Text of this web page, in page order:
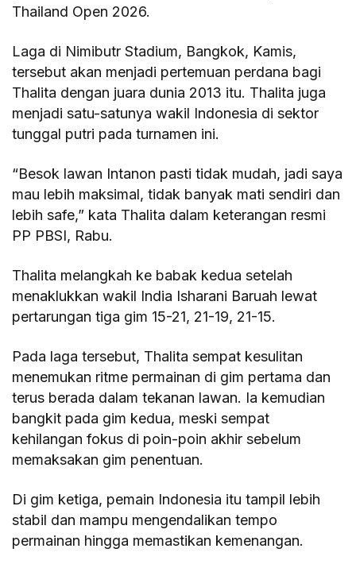
Thailand Open 2026.
Laga di Nimibutr Stadium, Bangkok, Kamis,
tersebut akan menjadi pertemuan perdana bagi
Thalita dengan juara dunia 2013 itu. Thalita juga
menjadi satu-satunya wakil Indonesia di sektor
tunggal putri pada turnamen ini.
“Besok lawan Intanon pasti tidak mudah, jadi saya
mau lebih maksimal, tidak banyak mati sendiri dan
lebih safe,” kata Thalita dalam keterangan resmi
PP PBSI, Rabu.
Thalita melangkah ke babak kedua setelah
menaklukkan wakil India Isharani Baruah lewat
pertarungan tiga gim 15-21, 21-19, 21-15.
Pada laga tersebut, Thalita sempat kesulitan
menemukan ritme permainan di gim pertama dan
terus berada dalam tekanan lawan. Ia kemudian
bangkit pada gim kedua, meski sempat
kehilangan fokus di poin-poin akhir sebelum
memaksakan gim penentuan.
Di gim ketiga, pemain Indonesia itu tampil lebih
stabil dan mampu mengendalikan tempo
permainan hingga memastikan kemenangan.